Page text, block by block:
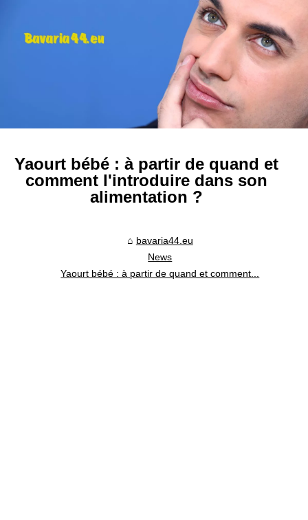
Yaourt bébé : à partir de quand et
comment l'introduire dans son
alimentation ?
bavaria44.eu
News
Yaourt bébé : à partir de quand et comment...